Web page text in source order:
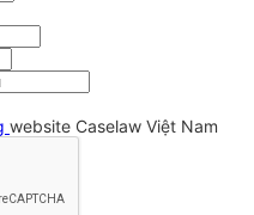
website Caselaw Việt Nam